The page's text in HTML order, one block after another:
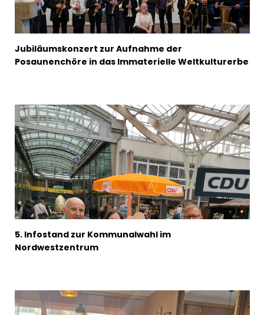
Jubiläumskonzert zur Aufnahme der
Posaunenchöre in das Immaterielle Weltkulturerbe
5. Infostand zur Kommunalwahl im
Nordwestzentrum